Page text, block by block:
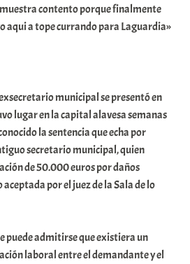
contento porque finalmente
aqui a tope currando para Laguardia»
municipal se presentó en
lugar en la capital alavesa semanas
la sentencia que echa por
secretario municipal, quien
de 50.000 euros por daños
por el juez de la Sala de lo
puede admitirse que existiera un
laboral entre el demandante y el